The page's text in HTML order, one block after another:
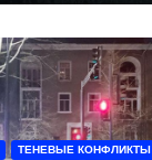
ТЕНЕВЫЕ КОНФЛИКТЫ